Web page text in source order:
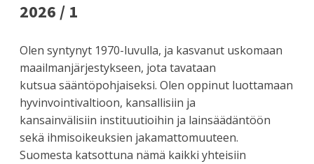
2026 / 1
Olen syntynyt 1970-luvulla, ja kasvanut uskomaan
maailmanjärjestykseen, jota tavataan
kutsua sääntöpohjaiseksi. Olen oppinut luottamaan
hyvinvointivaltioon, kansallisiin ja
kansainvälisiin instituutioihin ja lainsäädäntöön
sekä ihmisoikeuksien jakamattomuuteen.
Suomesta katsottuna nämä kaikki yhteisiin